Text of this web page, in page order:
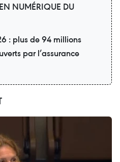
NUMÉRIQUE DU
: plus de 94 millions
par l’assurance